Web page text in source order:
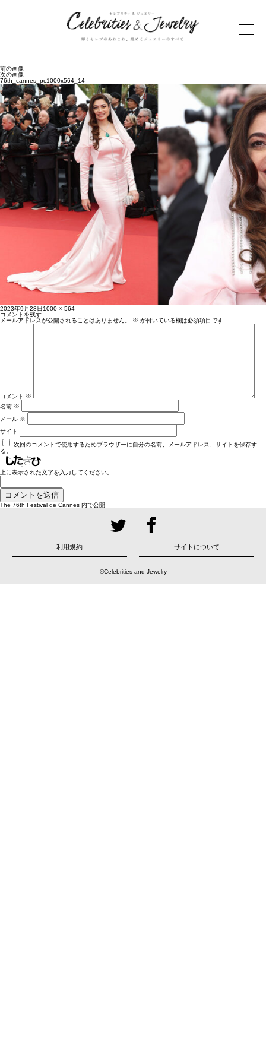
前の画像
次の画像
76th_cannes_pc1000x564_14
投
稿
日:
2023年9月28日 フ
サ
イ
1000 × 564
コメントを残す
メールアドレスが公開されることはありません。
※ が付いている欄は必須項目です
コメント ※
名前 ※
メール ※
サイト
次回のコメントで使用するためブラウザーに自分の名前、メールアドレス、サイトを保存す
る。
上に表示された文字を入力してください。
投
The 76th Festival de Cannes 内で公開
利用規約 サイトについて
©Celebrities and Jewelry